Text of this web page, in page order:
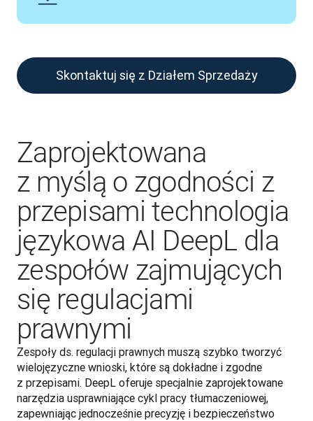
Skontaktuj się z Działem Sprzedaży
Zaprojektowana
z myślą o zgodności z
przepisami technologia
językowa AI DeepL dla
zespołów zajmujących
się regulacjami
prawnymi
Zespoły ds. regulacji prawnych muszą szybko tworzyć
wielojęzyczne wnioski, które są dokładne i zgodne
z przepisami. DeepL oferuje specjalnie zaprojektowane
narzędzia usprawniające cykl pracy tłumaczeniowej,
zapewniając jednocześnie precyzję i bezpieczeństwo